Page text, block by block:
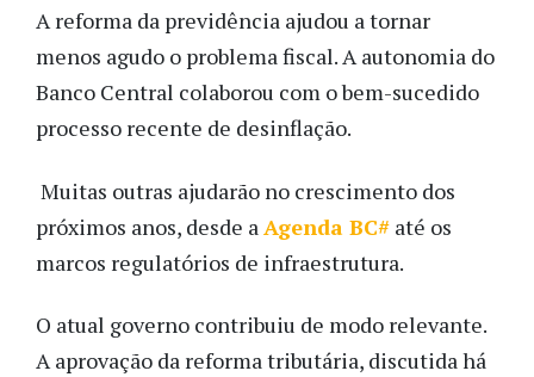
A reforma da previdência ajudou a tornar
menos agudo o problema fiscal. A autonomia do
Banco Central colaborou com o bem-sucedido
processo recente de desinflação.
Muitas outras ajudarão no crescimento dos
próximos anos, desde aAgenda BC# até os
marcos regulatórios de infraestrutura.
O atual governo contribuiu de modo relevante.
A aprovação da reforma tributária, discutida há